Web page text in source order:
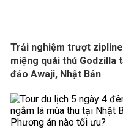
Trải nghiệm trượt
miệng quái thú Godzilla
đảo Awaji, Nhật Bản